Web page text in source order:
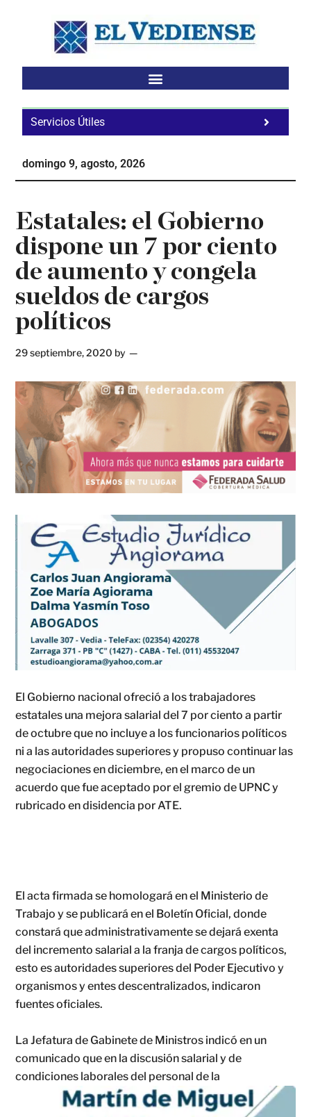
Servicios Útiles
domingo 9, agosto, 2026
Estatales: el Gobierno
dispone un 7 por ciento
de aumento y congela
sueldos de cargos
políticos
29 septiembre, 2020 by
El Gobierno nacional ofreció a los trabajadores
estatales una mejora salarial del 7 por ciento a partir
de octubre que no incluye a los funcionarios políticos
ni a las autoridades superiores y propuso continuar las
negociaciones en diciembre, en el marco de un
acuerdo que fue aceptado por el gremio de UPNC y
rubricado en disidencia por ATE.
El acta firmada se homologará en el Ministerio de
Trabajo y se publicará en el Boletín Oficial, donde
constará que administrativamente se dejará exenta
del incremento salarial a la franja de cargos políticos,
esto es autoridades superiores del Poder Ejecutivo y
organismos y entes descentralizados, indicaron
fuentes oficiales.
La Jefatura de Gabinete de Ministros indicó en un
comunicado que en la discusión salarial y de
condiciones laborales del personal de la